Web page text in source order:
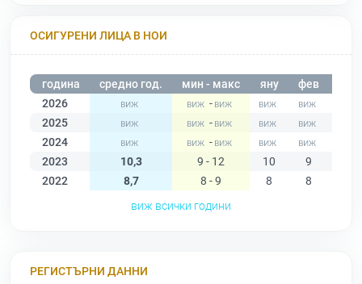
ОСИГУРЕНИ ЛИЦА В НОИ
година средно год. мин - макс яну фев
2026
-
2025
-
2024
-
2023
10,3 9 - 12 10 9
2022
8,7 8 - 9 8 8
виж всички години
РЕГИСТЪРНИ ДАННИ